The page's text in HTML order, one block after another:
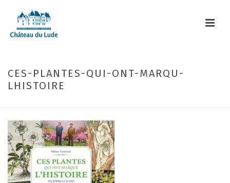
CES-PLANTES-QUI-ONT-MARQU-
LHISTOIRE